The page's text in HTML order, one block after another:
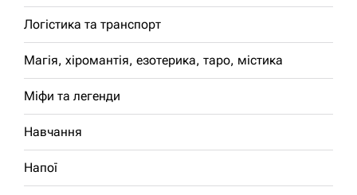
Логістика та транспорт
Магія, хіромантія, езотерика, таро, містика
Міфи та легенди
Навчання
Напої